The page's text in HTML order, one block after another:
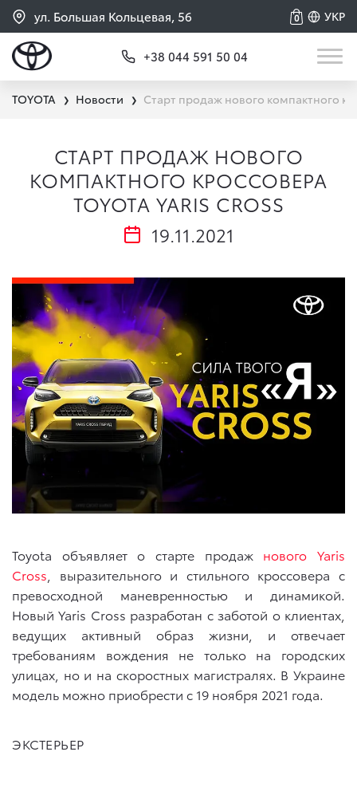
ул. Большая Кольцевая, 56 УКР
0
+38 044 591 50 04
TOYOTA ❯ Новости ❯ Старт продаж нового компактного
СТАРТ ПРОДАЖ НОВОГО
КОМПАКТНОГО КРОССОВЕРА
TOYOTA YARIS CROSS
19.11.2021
Toyota объявляет о старте продаж нового Yaris
Cross , выразительного и стильного кроссовера с
превосходной маневренностью и динамикой.
Новый Yaris Cross разработан с заботой о клиентах,
ведущих активный образ жизни, и отвечает
требованиям вождения не только на
городских
улицах, но и на скоростных магистралях. В Украине
модель можно приобрести с 19 ноября 2021 года.
ЭКСТЕРЬЕР